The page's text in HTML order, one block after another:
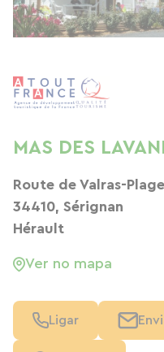
MAS DES
Route de Valras-Plage
34410, Sérignan
Hérault
Ver no mapa
Ligar